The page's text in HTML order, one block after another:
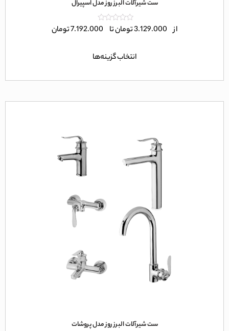
ست شیرآلات البرز روز مدل اسپیرال
امتیاز
از 3.129.000تومانتا 7.192.000تومان
انتخاب گزینه‌ها
ست شیرآلات البرز روز مدل پروشات